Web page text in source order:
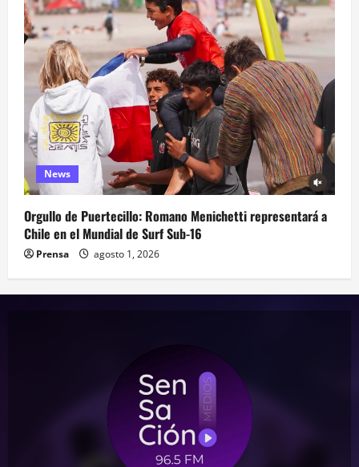
News
Orgullo de Puertecillo: Romano Menichetti representará a
Chile en el Mundial de Surf Sub-16
Prensa agosto 1, 2026